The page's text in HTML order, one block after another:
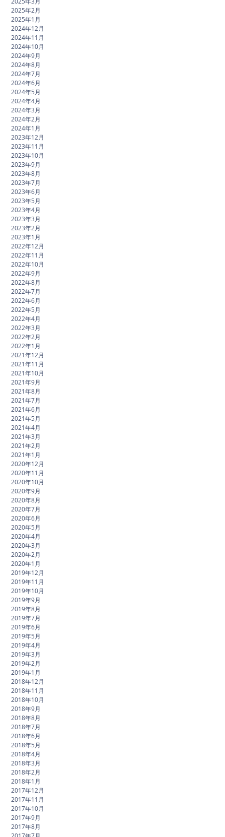
2025年2月
2025年1月
2024年12月
2024年11月
2024年10月
2024年9月
2024年8月
2024年7月
2024年6月
2024年5月
2024年4月
2024年3月
2024年2月
2024年1月
2023年12月
2023年11月
2023年10月
2023年9月
2023年8月
2023年7月
2023年6月
2023年5月
2023年4月
2023年3月
2023年2月
2023年1月
2022年12月
2022年11月
2022年10月
2022年9月
2022年8月
2022年7月
2022年6月
2022年5月
2022年4月
2022年3月
2022年2月
2022年1月
2021年12月
2021年11月
2021年10月
2021年9月
2021年8月
2021年7月
2021年6月
2021年5月
2021年4月
2021年3月
2021年2月
2021年1月
2020年12月
2020年11月
2020年10月
2020年9月
2020年8月
2020年7月
2020年6月
2020年5月
2020年4月
2020年3月
2020年2月
2020年1月
2019年12月
2019年11月
2019年10月
2019年9月
2019年8月
2019年7月
2019年6月
2019年5月
2019年4月
2019年3月
2019年2月
2019年1月
2018年12月
2018年11月
2018年10月
2018年9月
2018年8月
2018年7月
2018年6月
2018年5月
2018年4月
2018年3月
2018年2月
2018年1月
2017年12月
2017年11月
2017年10月
2017年9月
2017年8月